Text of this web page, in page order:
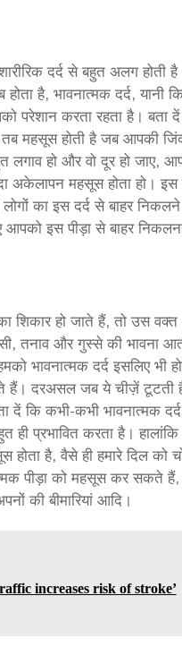
दर्द से बहुत अलग
है, भावनात्मक दर्द,
परेशान करता रहता है। बता
महसूस होती है जब आपकी
लगाव हो और वो दूर हो जाए,
अकेलापन महसूस होता हो।
का इस दर्द से बाहर
इस पीड़ा से बाहर
हो जाते हैं, तो उस वक्त
तनाव और गुस्से की भावना
भावनात्मक दर्द इसलिए भी
दरअसल जब ये चीज़ें टूटती हैं
दें कि कभी-कभी भावनात्मक
ही प्रभावित करता है।
होता है, वैसे ही हमारे दिल को
पीड़ा को महसूस कर सकते हैं,
की बीमारियां आदि।
increases risk of stroke’